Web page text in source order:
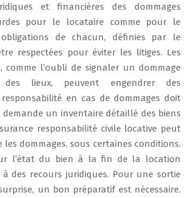
et financières des dommages
pour le locataire comme pour le
obligations de chacun, définies par le
respectées pour éviter les litiges. Les
comme l’oubli de signaler un dommage
lieux, peuvent engendrer des
en cas de dommages doit
demande un inventaire détaillé des biens
responsabilité civile locative peut
les dommages, sous certaines conditions.
l’état du bien à la fin de la location
des recours juridiques. Pour une sortie
un bon préparatif est nécessaire.